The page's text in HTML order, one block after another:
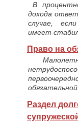
В
дохода
случае,
имеет
Право на
Раздел